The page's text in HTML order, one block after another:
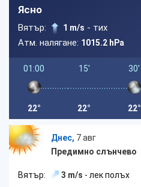
Ясно
Вятър: 1 m/s - тих
Атм. налягане: 1015.2 hPa
01:00
22°
15'
22°
30'
22°
Днес, 7 авг
Предимно слънчево
Вятър: 3 m/s - лек полъх